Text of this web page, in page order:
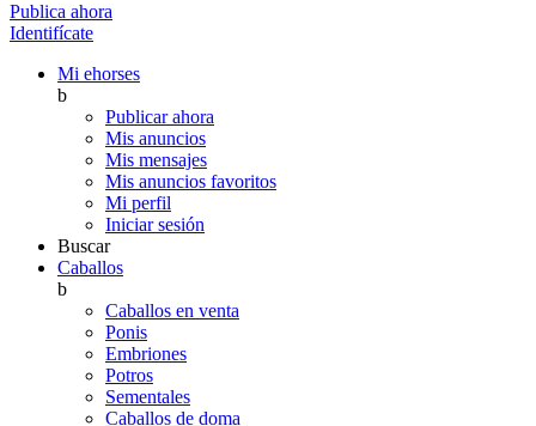
Publica ahora
Identifícate
Mi ehorses
b
Publicar ahora
Mis anuncios
Mis mensajes
Mis anuncios favoritos
Mi perfil
Iniciar sesión
Buscar
Caballos
b
Caballos en venta
Ponis
Embriones
Potros
Sementales
Caballos de doma